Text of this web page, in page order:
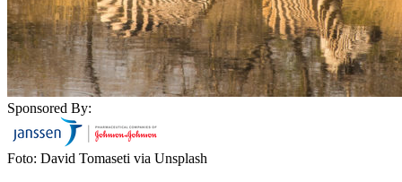
Sponsored By:
Foto: David Tomaseti via Unsplash